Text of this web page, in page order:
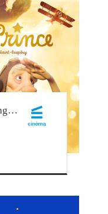
Animated movie screening: « The Little Prince » by Mark Osborne